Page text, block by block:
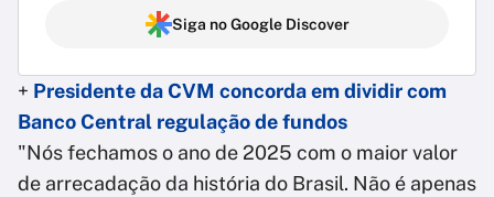
Siga no Google Discover
+ Presidente da CVM concorda em dividir com
Banco Central regulação de fundos
"Nós fechamos o ano de 2025 com o maior valor
de arrecadação da história do Brasil. Não é apenas